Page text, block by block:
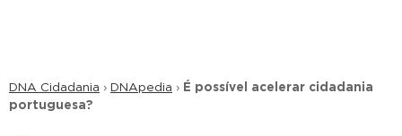
DNA Cidadania › DNApedia › É possível acelerar cidadania
portuguesa?